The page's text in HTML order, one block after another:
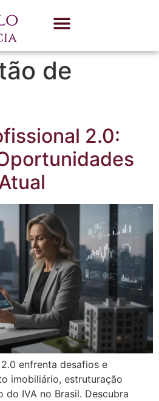
de
2.0:
enfrenta desafios e
imobiliário, estruturação
do IVA no Brasil. Descubra